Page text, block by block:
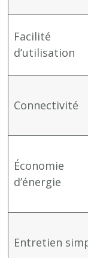
Facilité
d’utilisation
Connectivité
Économie
d’énergie
Entretien